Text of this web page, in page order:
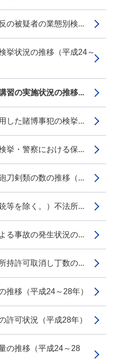
の被疑者の業態別検...
挙状況の推移（平成24～
習の実施状況の推移...
した賭博事犯の検挙...
挙・警察における保...
刀剣類の数の推移（...
等を除く。）不法所...
る事故の発生状況の...
持許可取消し丁数の...
移（平成24～28年）
可状況（平成28年）
の推移（平成24～28